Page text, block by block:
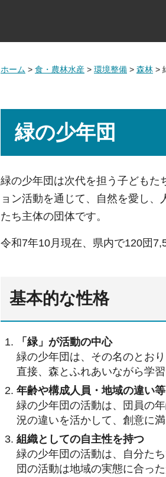
ホーム > 食・農林水産 > 環境整備 > 森林 >
緑の少年団
緑の少年団は次代を担う子どもた
ョン活動を通じて、自然を愛し
たち主体の団体です。
令和7年10月現在、県内で120団
基本的な性格
「緑」が活動の中心
緑の少年団は、その名のとお
直接、森とふれあいながら学
年齢や構成人員・地域の違い
緑の少年団の活動は、団員の
況の違いを活かして、創意に
組織としての自主性を持つ
緑の少年団の活動は、自分た
団の活動は地域の実態に合っ